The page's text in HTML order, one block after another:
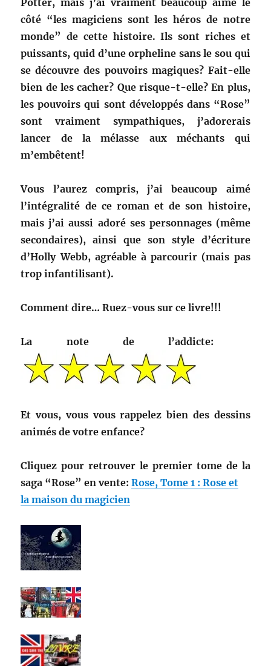
Potter, mais j’ai vraiment beaucoup aimé le
côté “les magiciens sont les héros de notre
monde” de cette histoire. Ils sont riches et
puissants, quid d’une orpheline sans le sou qui
se découvre des pouvoirs magiques? Fait-elle
bien de les cacher? Que risque-t-elle? En plus,
les pouvoirs qui sont développés dans “Rose”
sont vraiment sympathiques, j’adorerais
lancer de la mélasse aux méchants qui
m’embêtent!
Vous l’aurez compris, j’ai beaucoup aimé
l’intégralité de ce roman et de son histoire,
mais j’ai aussi adoré ses personnages (même
secondaires), ainsi que son style d’écriture
d’Holly Webb, agréable à parcourir (mais pas
trop infantilisant).
Comment dire… Ruez-vous sur ce livre!!!
La note de l’addicte:
Et vous, vous vous rappelez bien des dessins
animés de votre enfance?
Cliquez pour retrouver le premier tome de la
saga “Rose” en vente:Rose, Tome 1 : Rose et
la maison du magicien